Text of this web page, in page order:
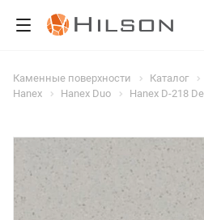
Каменные поверхности Каталог
Hanex
Hanex Duo Hanex D-218